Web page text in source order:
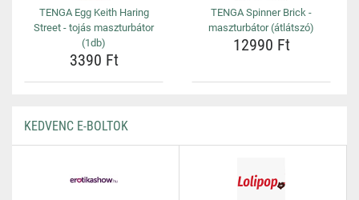
TENGA Egg Keith Haring
Street - tojás maszturbátor
(1db)
3390 Ft
TENGA Spinner Brick -
maszturbátor (átlátszó)
12990 Ft
KEDVENC E-BOLTOK